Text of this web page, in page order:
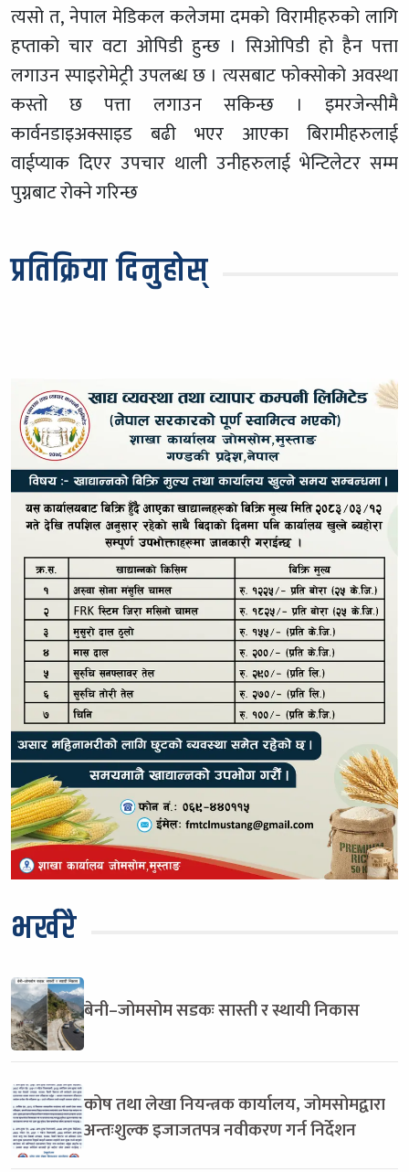
त्यसो त, नेपाल मेडिकल कलेजमा दमको विरामीहरुको लागि
हप्ताको चार वटा ओपिडी हुन्छ । सिओपिडी हो हैन पत्ता
लगाउन स्पाइरोमेट्री उपलब्ध छ । त्यसबाट फोक्सोको अवस्था
कस्तो छ पत्ता लगाउन सकिन्छ । इमरजेन्सीमै
कार्वनडाइअक्साइड बढी भएर आएका बिरामीहरुलाई
वाईप्याक दिएर उपचार थाली उनीहरुलाई भेन्टिलेटर सम्म
पुग्नबाट रोक्ने गरिन्छ
प्रतिक्रिया दिनुहोस्
भर्खरै
बेनी–जोमसोम सडकः सास्ती र स्थायी निकास
कोष तथा लेखा नियन्त्रक कार्यालय, जोमसोमद्वारा
अन्तःशुल्क इजाजतपत्र नवीकरण गर्न निर्देशन